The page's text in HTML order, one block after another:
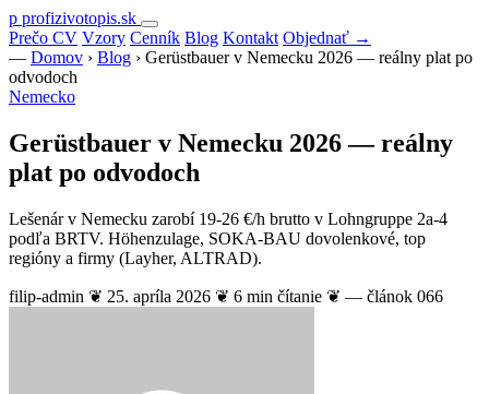
Preskočiť
na
obsah
p profizivotopis.sk
Prečo CV Vzory Cenník Blog Kontakt Objednať →
— Domov › Blog › Gerüstbauer v Nemecku 2026 — reálny plat po
odvodoch
Nemecko
Gerüstbauer v Nemecku 2026 — reálny
plat po odvodoch
Lešenár v Nemecku zarobí 19-26 €/h brutto v Lohngruppe 2a-4
podľa BRTV. Höhenzulage, SOKA-BAU dovolenkové, top
regióny a firmy (Layher, ALTRAD).
filip-admin ❦ 25. apríla 2026 ❦ 6 min čítanie ❦ — článok 066